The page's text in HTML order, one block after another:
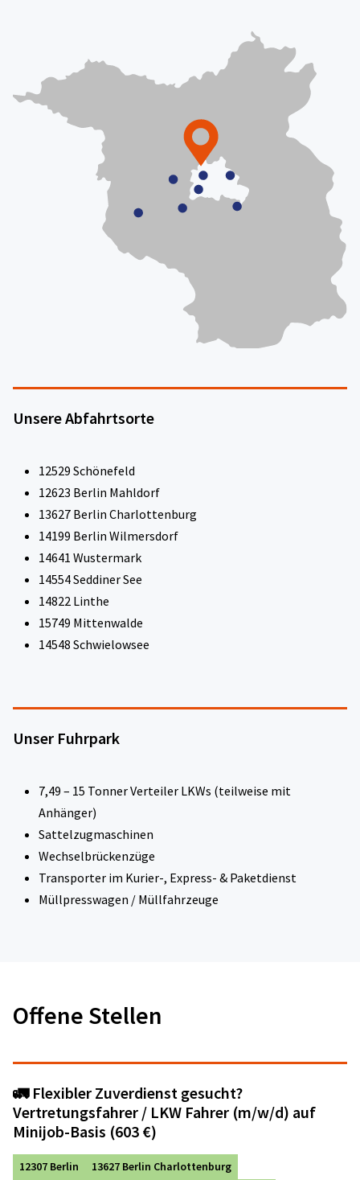
Unsere Abfahrtsorte
12529 Schönefeld
12623 Berlin Mahldorf
13627 Berlin Charlottenburg
14199 Berlin Wilmersdorf
14641 Wustermark
14554 Seddiner See
14822 Linthe
15749 Mittenwalde
14548 Schwielowsee
Unser Fuhrpark
7,49 – 15 Tonner Verteiler LKWs (teilweise mit
Anhänger)
Sattelzugmaschinen
Wechselbrückenzüge
Transporter im Kurier-, Express- & Paketdienst
Müllpresswagen / Müllfahrzeuge
Offene Stellen
🚛 Flexibler Zuverdienst gesucht?
Vertretungsfahrer / LKW Fahrer (m/w/d) auf
Minijob-Basis (603 €)
12307 Berlin 13627 Berlin Charlottenburg